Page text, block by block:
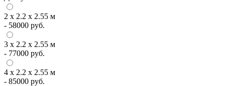
2 х 2.2 х 2.55 м
- 58000 руб.
3 х 2.2 х 2.55 м
- 77000 руб.
4 х 2.2 х 2.55 м
- 85000 руб.